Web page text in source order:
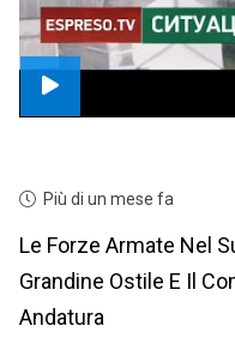
Più di un mese fa
Le Forze Armate Nel
Grandine Ostile E Il
Andatura